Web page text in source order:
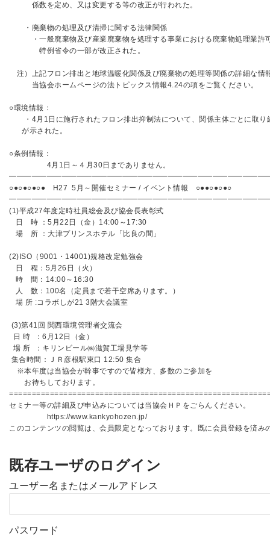
係数を定め、又は変更する等の改正が行われた。
・廃棄物の処理及び清掃に関する法律関係
・一般廃棄物及び産業廃棄物を処理する事業における廃棄物処理業許
特例省令の一部が改正された。
注）上記フロン排出と地球温暖化関係及び廃棄物の処理等関係の詳細な情
当協会ホームページの法トピックス情報4.24の項をご覧ください。
○環境情報：
・4月1日に施行されたフロン排出抑制法について、関係主体ごとに取り
が示された。
○条例情報：
4月1日～４月30日までありません。
○●○●○●○● H27 5月～開催セミナー / イベント情報 ○●●○●○●○
(1)平成27年度定時社員総会及び協会長表彰式
日 時 ：5月22日（金）14:00～17:30
場 所 ：大津プリンスホテル「比良の間」
(2)ISO（9001・14001)規格改定勉強会
日 程：5月26日（火）
時 間：14:00～16:30
人 数：100名（定員まで若干空席あります。）
場 所 :コラボしが21 3階大会議室
(3)第41回 関西環境管理者交流会
日 時 ：6月12日（金）
場 所 ：キリンビール㈱滋賀工場見学等
集合時間：ＪＲ彦根駅東口 12:50 集合
※本年度は当協会が幹事ですので皆様方、多数のご参加を
お待ちしております。
セミナー等の詳細及び申込みについては当協会ＨＰをごらんください。
https://www.kankyohozen.jp/
このコンテンツの閲覧は、会員限定となっております。既に会員登録を済み
既存ユーザのログイン
ユーザー名またはメールアドレス
パスワード